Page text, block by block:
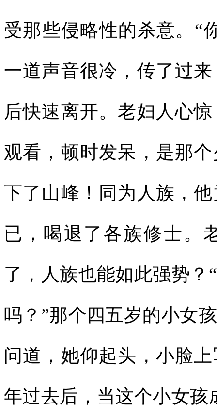
受那些侵略性的杀意。“
一道声音很冷，传了过
后快速离开。老妇人心
观看，顿时发呆，是那
下了山峰！同为人族，
已，喝退了各族修士。
了，人族也能如此强势？
吗？”那个四五岁的小女
问道，她仰起头，小脸
年过去后，当这个小女孩